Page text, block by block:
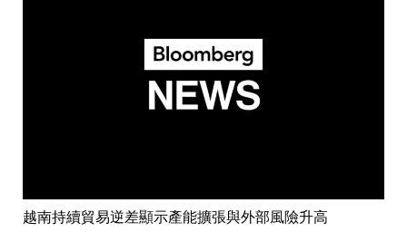
越南持續貿易逆差顯示產能擴張與外部風險升高